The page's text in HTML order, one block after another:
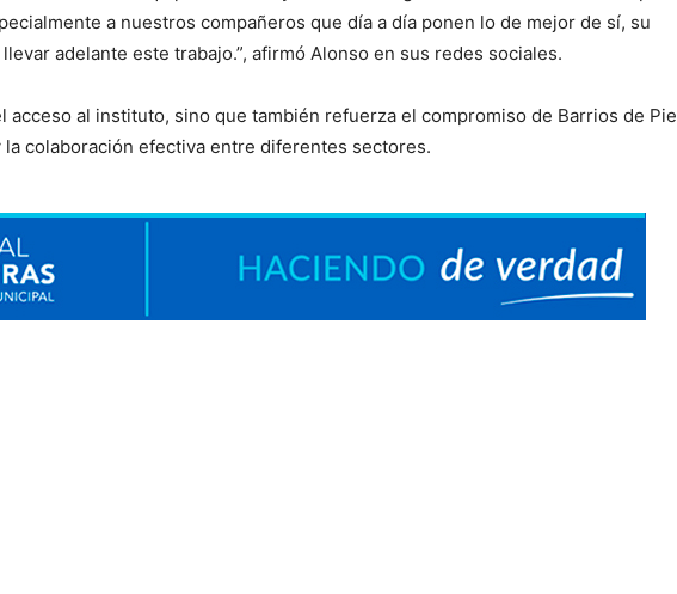
a nuestros compañeros que día a día ponen lo de mejor de sí, su
adelante este trabajo.”, afirmó Alonso en sus redes sociales.
acceso al instituto, sino que también refuerza el compromiso de Barrios de Pie
colaboración efectiva entre diferentes sectores.